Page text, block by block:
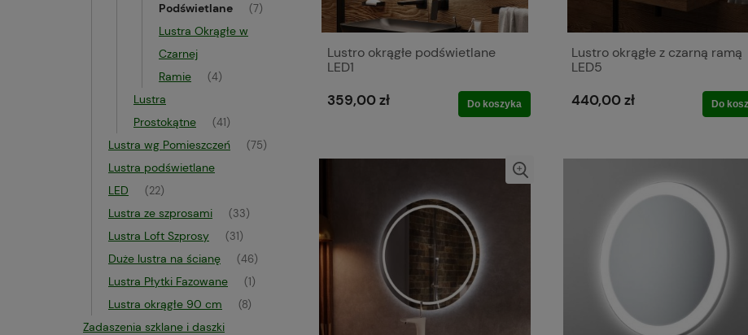
Podświetlane
(7)
Lustra Okrągłe w
Czarnej
Ramie
(4)
Lustra
Prostokątne
(41)
Lustra wg Pomieszczeń (75)
Lustra podświetlane
LED
(22)
Lustra ze szprosami (33)
Lustra Loft Szprosy (31)
Duże lustra na ścianę (46)
Lustra Płytki Fazowane (1)
Lustra okrągłe 90 cm (8)
Zadaszenia szklane i daszki
Lustro okrągłe podświetlane
LED1
359,00 zł Do koszyka
Lustro okrągłe z czarną ramą
LED5
440,00 zł Do